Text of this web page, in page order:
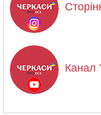
Канал